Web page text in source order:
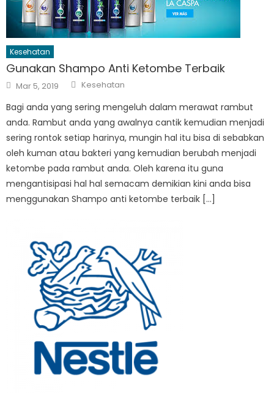
Kesehatan
Gunakan Shampo Anti Ketombe Terbaik
Posted
on
Mar 5, 2019 Author
Kesehatan
Bagi anda yang sering mengeluh dalam merawat rambut
anda. Rambut anda yang awalnya cantik kemudian menjadi
sering rontok setiap harinya, mungin hal itu bisa di sebabkan
oleh kuman atau bakteri yang kemudian berubah menjadi
ketombe pada rambut anda. Oleh karena itu guna
mengantisipasi hal hal semacam demikian kini anda bisa
menggunakan Shampo anti ketombe terbaik […]